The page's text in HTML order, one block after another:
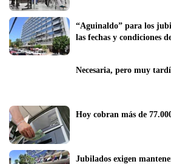
“Aguinaldo” para los
las fechas y condiciones
Necesaria, pero muy
Hoy cobran más de
Jubilados exigen